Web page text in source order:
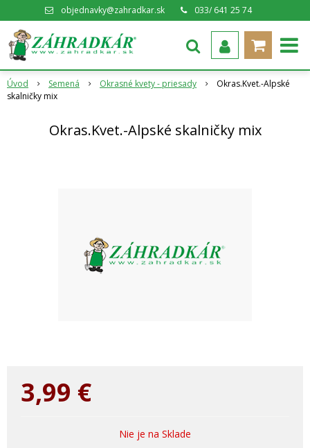
objednavky@zahradkar.sk 033/ 641 25 74
Úvod Semená Okrasné kvety - priesady
Okras.Kvet.-Alpské
skalničky mix
Okras.Kvet.-Alpské skalničky mix
3,99 €
Nie je na Sklade